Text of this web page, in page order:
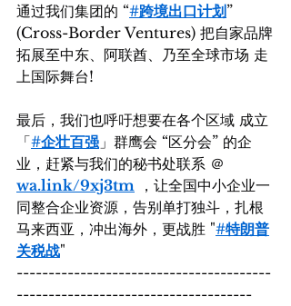
通过我们集团的 “#跨境出口计划 ”
(Cross-Border Ventures) 把自家品牌
拓展至中东、阿联酋、乃至全球市场 走
上国际舞台!
最后，我们也呼吁想要在各个区域 成立
「#企壮百强 」群鹰会 “区分会” 的企
业，赶紧与我们的秘书处联系 ＠
wa.link/9xj3tm ，让全国中小企业一
同整合企业资源，告别单打独斗，扎根
马来西亚，冲出海外，更战胜 "#特朗普
关税战"
----------------------------------------
-------------------------------------